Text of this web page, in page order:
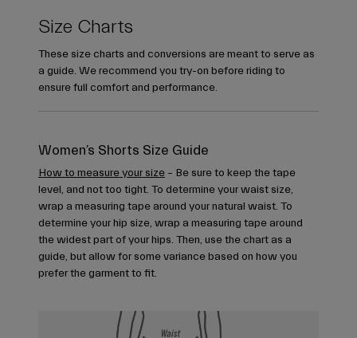
Size Charts
These size charts and conversions are meant to serve as
a guide. We recommend you try-on before riding to
ensure full comfort and performance.
Women’s Shorts Size Guide
How to measure your size – Be sure to keep the tape
level, and not too tight. To determine your waist size,
wrap a measuring tape around your natural waist. To
determine your hip size, wrap a measuring tape around
the widest part of your hips. Then, use the chart as a
guide, but allow for some variance based on how you
prefer the garment to fit.